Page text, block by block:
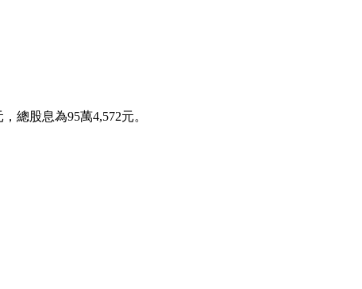
總股息為95萬4,572元。